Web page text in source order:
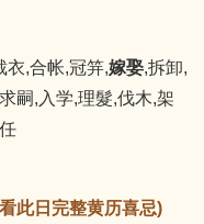
衣,合帐,冠笄,嫁娶,拆卸,
嗣,入学,理髮,伐木,架
此日完整黄历喜忌)